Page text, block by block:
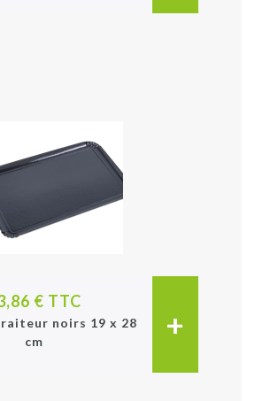
€ TTC
noirs 19 x 28
cm
+